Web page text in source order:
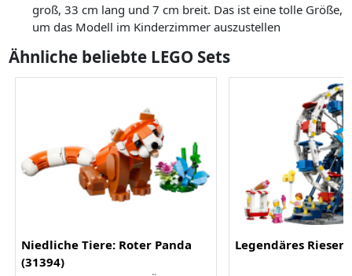
groß, 33 cm lang und 7 cm breit. Das ist eine tolle Größe,
um das Modell im Kinderzimmer auszustellen
Ähnliche beliebte LEGO Sets
Niedliche Tiere: Roter Panda
(31394)
Legendäres